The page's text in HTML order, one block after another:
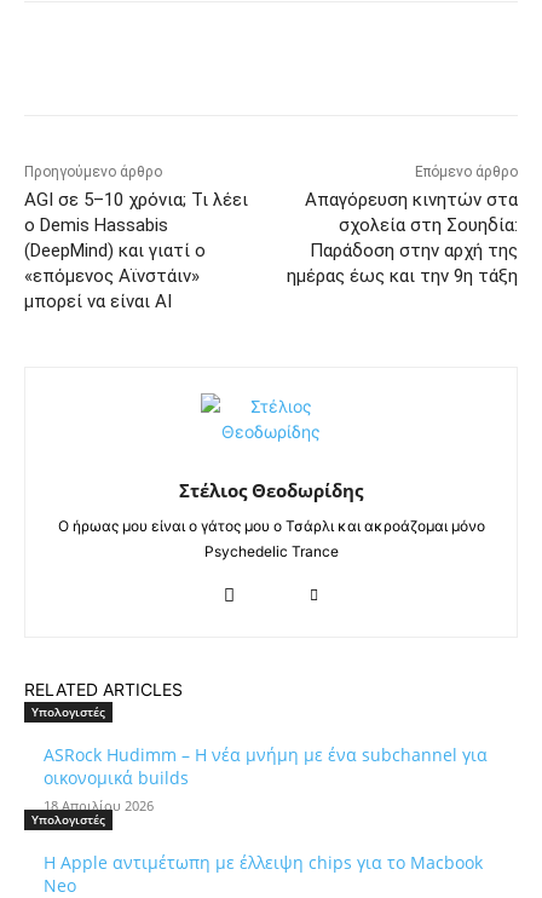
Προηγούμενο άρθρο
AGI σε 5–10 χρόνια; Τι λέει
ο Demis Hassabis
(DeepMind) και γιατί ο
«επόμενος Αϊνστάιν»
μπορεί να είναι AI
Επόμενο άρθρο
Απαγόρευση κινητών στα
σχολεία στη Σουηδία:
Παράδοση στην αρχή της
ημέρας έως και την 9η τάξη
Στέλιος Θεοδωρίδης
Ο ήρωας μου είναι ο γάτος μου ο Τσάρλι και ακροάζομαι μόνο
Psychedelic Trance
RELATED ARTICLES
Υπολογιστές
ASRock Hudimm – Η νέα μνήμη με ένα subchannel για
οικονομικά builds
18 Απριλίου 2026
Υπολογιστές
Η Apple αντιμέτωπη με έλλειψη chips για το Macbook
Neo